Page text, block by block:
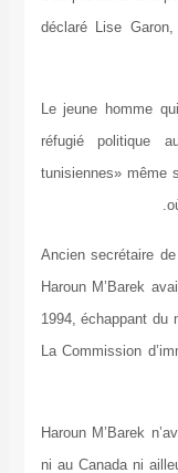
déclaré Lise
Le jeune
réfugié
tunisiennes»
Ancien secrétaire
Haroun M’Barek
1994, échappant
La Commission
«Haroun
ni au Canada ni